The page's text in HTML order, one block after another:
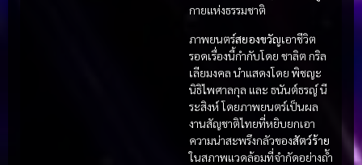
กายแห่งธรรมชาติ
ภาพยนตร์สยองขวัญเอาชีวิต
รอดเรื่องนี้กำกับโดย ชาลิต กริล
เลียมงคล นำแสดงโดย พิชญะ
นิธิไพศาลกุล และ ธนันต์ธรญ์ นี
ระสิงห์ โดยภาพยนตร์เป็นผล
งานสัญชาติไทยที่หยิบยกเอา
ความน่าสะพรึงกลัวของสัตว์ร้าย
ในสภาพแวดล้อมที่จำกัดอย่างถ้ำ